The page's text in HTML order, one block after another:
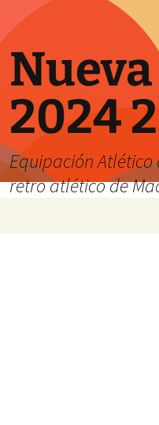
2024
Equipación Atlético
retro atlético de